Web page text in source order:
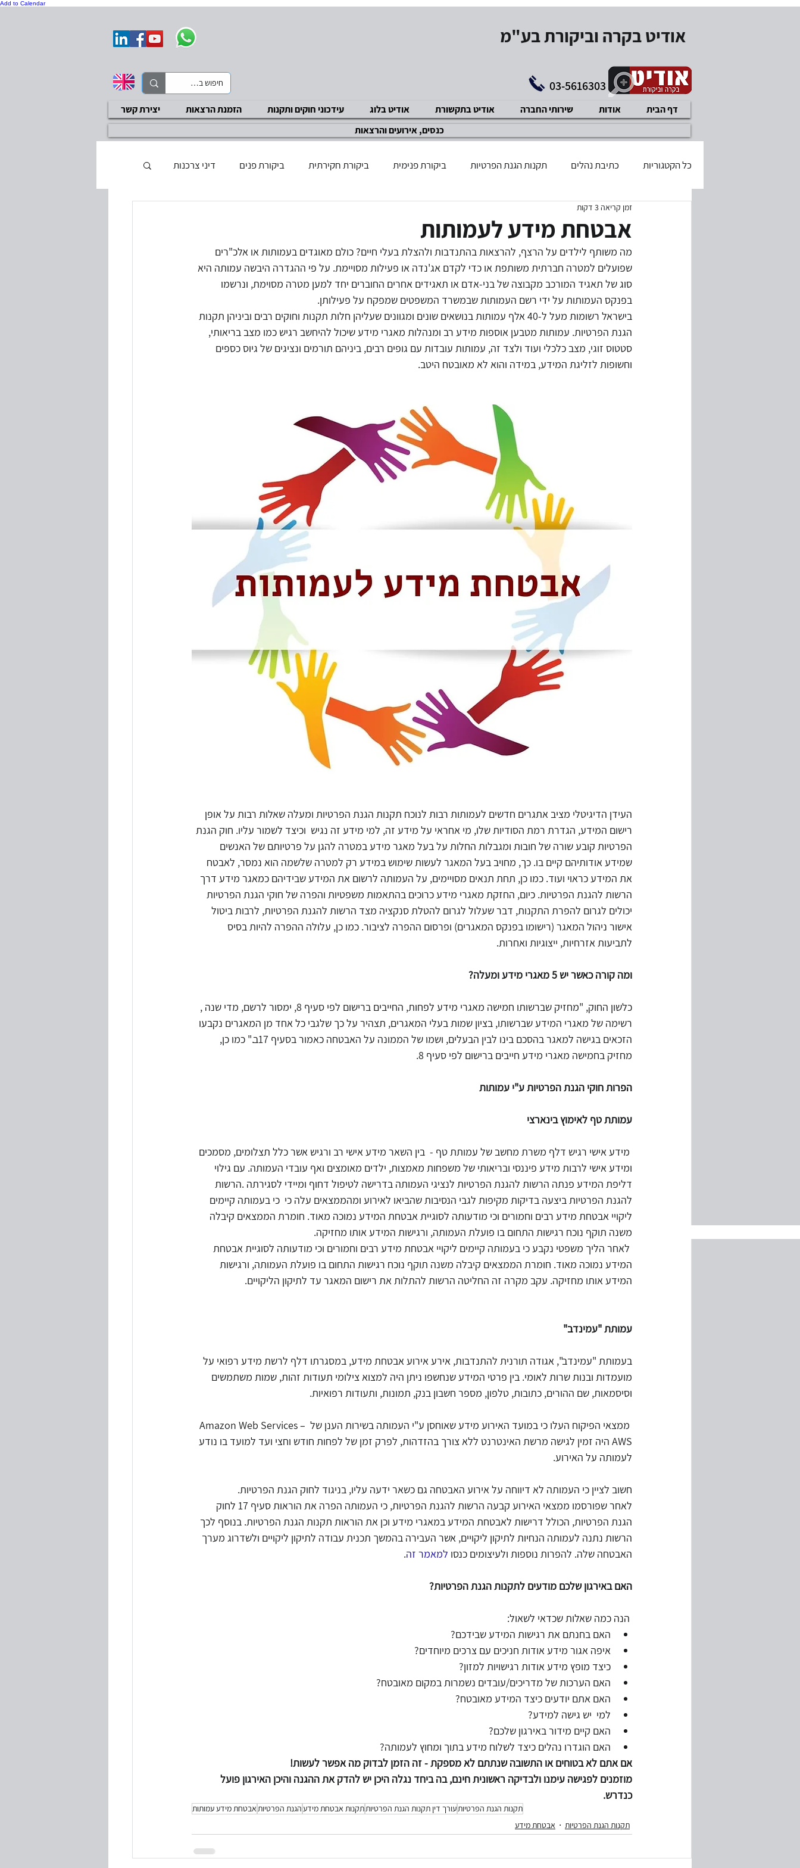
Add to Calendar
אודיט בקרה וביקורת בע"מ
03-5616303
דף הבית אודות שירותי החברה אודיט בתקשורת אודיט בלוג עידכוני חוקים ותקנות הזמנת הרצאות
יצירת קשר
כנסים, אירועים והרצאות
כל הקטגוריות כתיבת נהלים תקנות הגנת הפרטיות ביקורת פנימית ביקורת חקירתית ביקורת פנים דיני צרכנות
בודק שכר מוסמך דיני עבודה
תוכנית עיסקית איזון משאבים ציות ואכיפה מנהלית מניעת הטרדה מינית אבטחת מידע בדיקות שכר
מחירי העברה ביקורת מערכות מידע מסחר אלקטרוני עורך דין דיני צרכנות
המשכיות עיסקית משבר קורונה דיני תחרות הגבלים עיסקיים נגישות אתרים עידכוני חוקים ותקנות
אבטחת מידע לעמותות
זמן קריאה 3 דקות
מה משותף לילדים על הרצף, להרצאות בהתנדבות ולהצלת בעלי חיים? כולם מאוגדים בעמותות או אלכ"רים
שפועלים למטרה חברתית משותפת או כדי לקדם אג'נדה או פעילות מסויימת. על פי ההגדרה היבשה עמותה היא
סוג של תאגיד המורכב מקבוצה של בני-אדם או תאגידים אחרים החוברים יחד למען מטרה מסוימת, ונרשמו
בפנקס העמותות על ידי רשם העמותות שבמשרד המשפטים שמפקח על פעילותן.
בישראל רשומות מעל ל-40 אלף עמותות בנושאים שונים ומגוונים שעליהן חלות תקנות וחוקים רבים וביניהן תקנות
הגנת הפרטיות. עמותות מטבען אוספות מידע רב ומנהלות מאגרי מידע שיכול להיחשב רגיש כמו מצב בריאותי,
סטטוס זוגי, מצב כלכלי ועוד ולצד זה, עמותות עובדות עם גופים רבים, ביניהם תורמים ונציגים של גיוס כספים
וחשופות לזליגת המידע, במידה והוא לא מאובטח היטב.
העידן הדיגיטלי מציב אתגרים חדשים לעמותות רבות לנוכח תקנות הגנת הפרטיות ומעלה שאלות רבות על אופן
רישום המידע, הגדרת רמת הסודיות שלו, מי אחראי על מידע זה, למי מידע זה נגיש  וכיצד לשמור עליו. חוק הגנת
הפרטיות קובע שורה של חובות ומגבלות החלות על בעל מאגר מידע במטרה להגן על פרטיותם של האנשים
שמידע אודותיהם קיים בו. כך, מחויב בעל המאגר לעשות שימוש במידע רק למטרה שלשמה הוא נמסר, לאבטח
את המידע כראוי ועוד. כמו כן, תחת תנאים מסויימים, על העמותה לרשום את המידע שבידיהם כמאגר מידע דרך
הרשות להגנת הפרטיות. כיום, החזקת מאגרי מידע כרוכים בהתאמות משפטיות והפרה של חוקי הגנת הפרטיות
יכולים לגרום להפרת התקנות, דבר שעלול לגרום להטלת סנקציה מצד הרשות להגנת הפרטיות, לרבות ביטול
אישור ניהול המאגר (רישומו בפנקס המאגרים) ופרסום ההפרה לציבור. כמו כן, עלולה ההפרה להיות בסיס
לתביעות אזרחיות, ייצוגיות ואחרות.
ומה קורה כאשר יש 5 מאגרי מידע ומעלה?
כלשון החוק, "מחזיק שברשותו חמישה מאגרי מידע לפחות, החייבים ברישום לפי סעיף 8, ימסור לרשם, מדי שנה ,
רשימה של מאגרי המידע שברשותו, בציון שמות בעלי המאגרים, תצהיר על כך שלגבי כל אחד מן המאגרים נקבעו
הזכאים בגישה למאגר בהסכם בינו לבין הבעלים, ושמו של הממונה על האבטחה כאמור בסעיף 17ב." כמו כן,
מחזיק בחמישה מאגרי מידע חייבים ברישום לפי סעיף 8.
הפרות חוקי הגנת הפרטיות ע"י עמותות
עמותת טף לאימוץ בינארצי
מידע אישי רגיש דלף משרת מחשב של עמותת טף -  בין השאר מידע אישי רב ורגיש אשר כלל תצלומים, מסמכים
ומידע אישי לרבות מידע פיננסי ובריאותי של משפחות מאמצות, ילדים מאומצים ואף עובדי העמותה. עם גילוי
דליפת המידע פנתה הרשות להגנת הפרטיות לנציגי העמותה בדרישה לטיפול דחוף ומיידי לסגירתה .הרשות
להגנת הפרטיות ביצעה בדיקות מקיפות לגבי הנסיבות שהביאו לאירוע ומהממצאים עלה כי כי בעמותה קיימים
ליקויי אבטחת מידע רבים וחמורים וכי מודעותה לסוגיית אבטחת המידע נמוכה מאוד. חומרת הממצאים קיבלה
משנה תוקף נוכח רגישות התחום בו פועלת העמותה, ורגישות המידע אותו מחזיקה.
לאחר הליך משפטי נקבע כי בעמותה קיימים ליקויי אבטחת מידע רבים וחמורים וכי מודעותה לסוגיית אבטחת
המידע נמוכה מאוד. חומרת הממצאים קיבלה משנה תוקף נוכח רגישות התחום בו פועלת העמותה, ורגישות
המידע אותו מחזיקה. עקב מקרה זה החליטה הרשות להתלות את רישום המאגר עד לתיקון הליקויים.
עמותת "עמינדב"
בעמותת "עמינדב", אגודה תורנית להתנדבות, אירע אירוע אבטחת מידע, במסגרתו דלף לרשת מידע רפואי על
מועמדות ובנות שרות לאומי. בין פרטי המידע שנחשפו ניתן היה למצוא צילומי תעודות זהות, שמות משתמשים
וסיסמאות, שם ההורים, כתובות, טלפון, מספר חשבון בנק, תמונות, ותעודות רפואיות.
ממצאי הפיקוח העלו כי במועד האירוע מידע שאוחסן ע"י העמותה בשירות הענן של Amazon Web Services –
AWS היה זמין לגישה מרשת האינטרנט ללא צורך בהזדהות, לפרק זמן של לפחות חודש וחצי ועד למועד בו נודע
לעמותה על האירוע.
חשוב לציין כי העמותה לא דיווחה על אירוע האבטחה גם כשאר ידעה עליו, בניגוד לחוק הגנת הפרטיות.
לאחר שפורסמו ממצאי האירוע קבעה הרשות להגנת הפרטיות, כי העמותה הפרה את הוראות סעיף 17 לחוק
הגנת הפרטיות, הכולל דרישות לאבטחת המידע במאגרי מידע וכן את הוראות תקנות הגנת הפרטיות. בנוסף לכך
הרשות נתנה לעמותה הנחיות לתיקון ליקויים, אשר העבירה בהמשך תכנית עבודה לתיקון ליקויים ולשדרוג מערך
האבטחה שלה. להפרות נוספות ולעיצומים כנסו למאמר זה.
האם באירגון שלכם מודעים לתקנות הגנת הפרטיות?
האם בחנתם את רגישות המידע שבידכם?
איפה אגור מידע אודות חניכים עם צרכים מיוחדים?
כיצד מופץ מידע אודות רגישויות למזון?
האם הערכות של מדריכים/עובדים נשמרות במקום מאובטח?
האם אתם יודעים כיצד המידע מאובטח?
למי  יש גישה למידע?
האם קיים מידור באירגון שלכם?
האם הוגדרו נהלים כיצד לשלוח מידע בתוך ומחוץ לעמותה?
אם אתם לא בטוחים או התשובה שנתתם לא מספקת - זה הזמן לבדוק מה אפשר לעשות!
מוזמנים לפגישה עימנו ולבדיקה ראשונית חינם, בה ביחד נגלה היכן יש להדק את ההגנה והיכן האירגון פועל
כנדרש.
תקנות הגנת הפרטיותעורך דין תקנות הגנת הפרטיותתקנות אבטחת מידעהגנת הפרטיותאבטחת מידע עמותות
תקנות הגנת הפרטיות
אבטחת מידע